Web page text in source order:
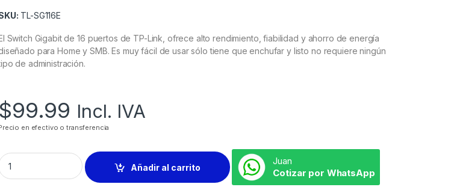
TL-SG116E
Switch Gigabit de 16 puertos de TP-Link, ofrece alto rendimiento, fiabilidad y ahorro de energía
para Home y SMB. Es muy fácil de usar sólo tiene que enchufar y listo no requiere ningún
de administración.
$99.99 Incl. IVA
en efectivo o transferencia
Añadir al carrito
Juan
Cotizar por WhatsApp